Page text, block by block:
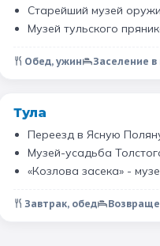
Старейший музей
Музей тульского
Обед, ужин Заселение в
Тула
Переезд в Ясную
Музей-усадьба
«Козлова засека» -
Завтрак, обед